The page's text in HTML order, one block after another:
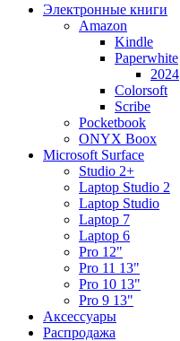
Электронные книги
Amazon
Kindle
Paperwhite
2024
Colorsoft
Scribe
Pocketbook
ONYX Boox
Microsoft Surface
Studio 2+
Laptop Studio 2
Laptop Studio
Laptop 7
Laptop 6
Pro 12"
Pro 11 13"
Pro 10 13"
Pro 9 13"
Аксессуары
Распродажа